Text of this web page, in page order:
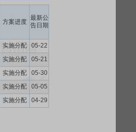
方案进度
最新公
告日期
实施分配
05-22
实施分配
05-21
实施分配
05-30
实施分配
05-05
实施分配 04-29